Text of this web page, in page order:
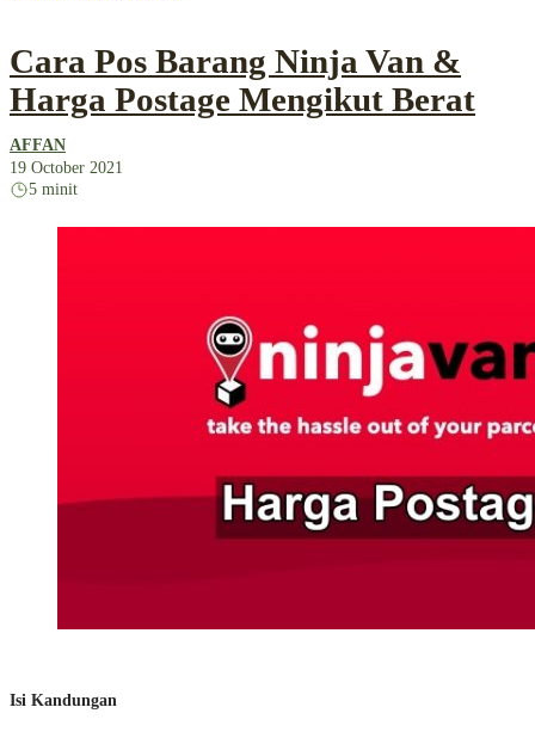
Cara Pos Barang Ninja Van &
Harga Postage Mengikut Berat
AFFAN
19 October 2021
5 minit
Isi Kandungan